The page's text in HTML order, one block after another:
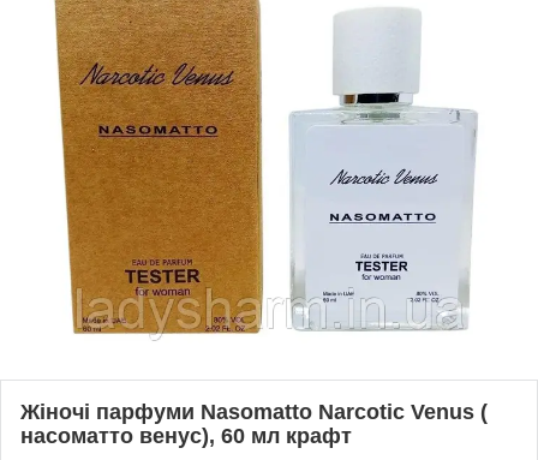
Жіночі парфуми Nasomatto Narcotic Venus (
насоматто венус), 60 мл крафт